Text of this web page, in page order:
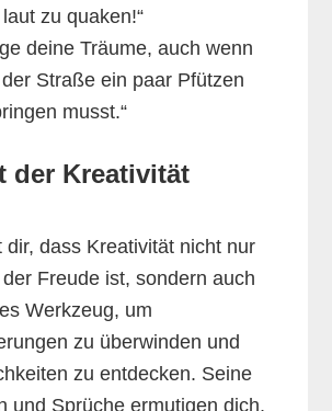
zu quaken!“
deine Träume, auch wenn
Straße ein paar Pfützen
musst.“
der Kreativität
dir, dass Kreativität nicht nur
Freude ist, sondern auch
Werkzeug, um
zu überwinden und
zu entdecken. Seine
und Sprüche ermutigen dich,